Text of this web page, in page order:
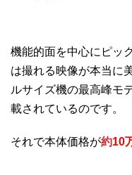
機能的面を中心にピッ
は撮れる映像が本当に
ルサイズ機の最高峰モ
載されているのです。
それで本体価格が約10